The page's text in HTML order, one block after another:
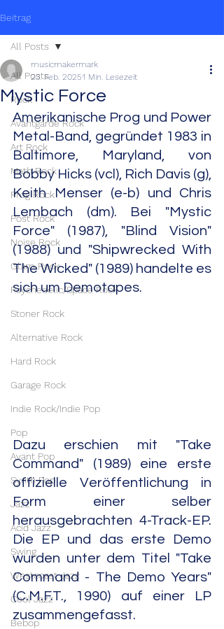
Beitrag
All Posts
Rock
Avantgarde Rock
Art Rock
Math Rock
Prog Rock
Post Rock
Noise Rock
Glam Rock
Psychedelic/Space Rock
Stoner Rock
Alternative Rock
Hard Rock
Garage Rock
Indie Rock/Indie Pop
Pop
Avant Pop
Synth Pop
Jazz
Acid Jazz
Swing
Westcoast Jazz
Cool Jazz
Bebop
All Posts
Mystic Force
musicmakermark
23. Feb. 20251 Min. Lesezeit
Amerikanische Prog und Power
Metal-Band, gegründet 1983 in
Baltimore, Maryland, von
Bobby Hicks (vcl), Rich Davis (g),
Keith Menser (e-b) und Chris
Lembach (dm). Bei "Mystic
Force" (1987), "Blind Vision"
(1988) und "Shipwrecked With
The Wicked" (1989) handelte es
sich um Demotapes.
Dazu erschien mit "Take
Command" (1989) eine erste
offizielle Veröffentlichung in
Form einer selber
herausgebrachten 4-Track-EP.
Die EP und das erste Demo
wurden unter dem Titel "Take
Command - The Demo Years"
(C.M.F.T., 1990) auf einer LP
zusammengefasst.